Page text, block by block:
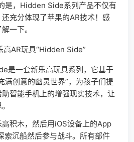
是，Hidden Side系列产品不仅有
充分体现了苹果的AR技术！感
一下。
一套新乐高玩具系列，它基于
满创意的幽灵世界”，为孩子们提
智能手机上的增强现实技术，让
积木，然后用iOS设备上的App
索沉船然后参与战斗。所有部件